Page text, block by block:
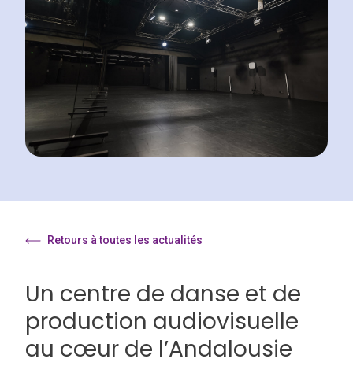
Retours à toutes les actualités
Un centre de danse et de
production audiovisuelle
au cœur de l’Andalousie